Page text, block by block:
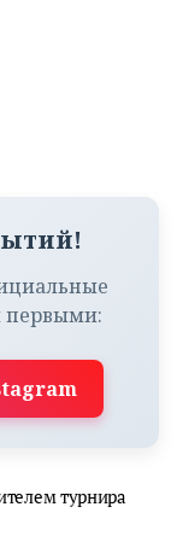
первыми:
турнира